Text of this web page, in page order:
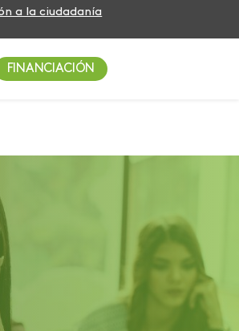
a la ciudadanía
FINANCIACIÓN